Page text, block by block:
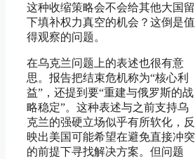
这种收缩策略会不会给其他大国留
下填补权力真空的机会？这倒是值
得观察的问题。
在乌克兰问题上的表述也很有意
思。报告把结束危机称为“核心利
益”，还提到要“重建与俄罗斯的战
略稳定”。这种表述与之前支持乌
克兰的强硬立场似乎有所软化，反
映出美国可能希望在避免直接冲突
的前提下寻找解决方案。但问题